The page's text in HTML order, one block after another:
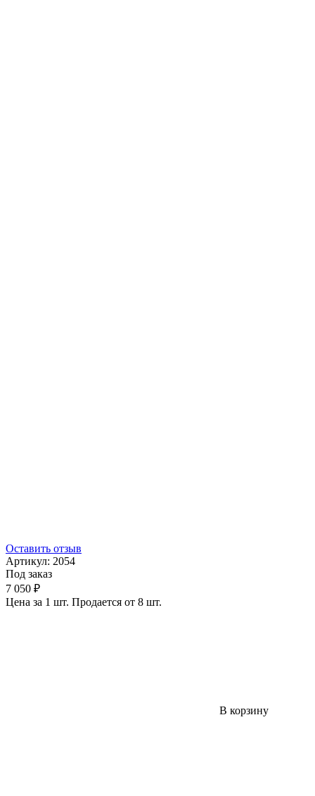
Оставить отзыв
Артикул: 2054
Под заказ
7 050 ₽
Цена за 1 шт. Продается от 8 шт.
В корзину